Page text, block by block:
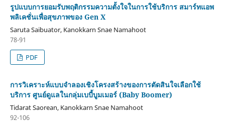
รูปแบบการยอมรับพฤติกรรมความตั้งใจในการใช้บริการ สมาร์ทแอพ
พลิเคชั่นเพื่อสุขภาพของ Gen X
Saruta Saibuator, Kanokkarn Snae Namahoot
78-91
PDF
การวิเคราะห์แบบจำลองเชิงโครงสร้างของการตัดสินใจเลือกใช้
บริการ ศูนย์ดูแลในกลุ่มเบบี้บูมเมอร์ (Baby Boomer)
Tidarat Saorean, Kanokkarn Snae Namahoot
92-106